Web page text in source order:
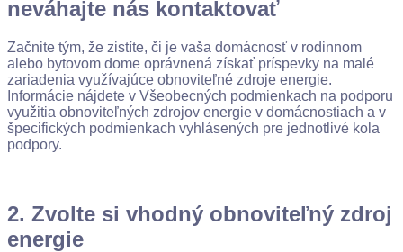
neváhajte nás kontaktovať
Začnite tým, že zistíte, či je vaša domácnosť v rodinnom
alebo bytovom dome oprávnená získať príspevky na malé
zariadenia využívajúce obnoviteľné zdroje energie.
Informácie nájdete v Všeobecných podmienkach na podporu
využitia obnoviteľných zdrojov energie v domácnostiach a v
špecifických podmienkach vyhlásených pre jednotlivé kola
podpory.
2. Zvolte si vhodný obnoviteľný zdroj
energie